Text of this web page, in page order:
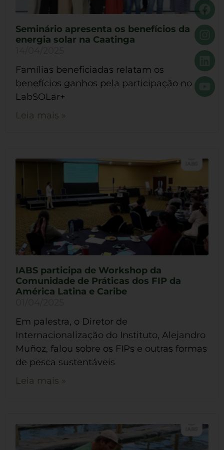
Seminário apresenta os benefícios da
energia solar na Caatinga
Famílias beneficiadas relatam os
benefícios ganhos pela participação no
LabSOLar+
Leia mais »
IABS participa de Workshop da
Comunidade de Práticas dos FIP da
América Latina e Caribe
Em palestra, o Diretor de
Internacionalização do Instituto, Alejandro
Muñoz, falou sobre os FIPs e outras formas
de pesca sustentáveis
Leia mais »